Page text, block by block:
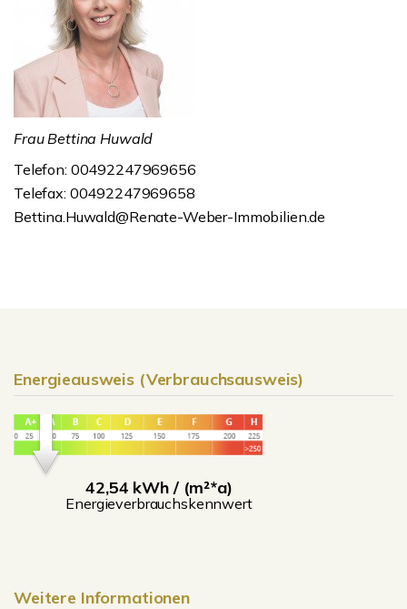
Frau Bettina Huwald
Telefon: 00492247969656
Telefax: 00492247969658
Bettina.Huwald@Renate-Weber-Immobilien.de
Energieausweis (Verbrauchsausweis)
42,54 kWh / (m²*a)
Energieverbrauchskennwert
Weitere Informationen